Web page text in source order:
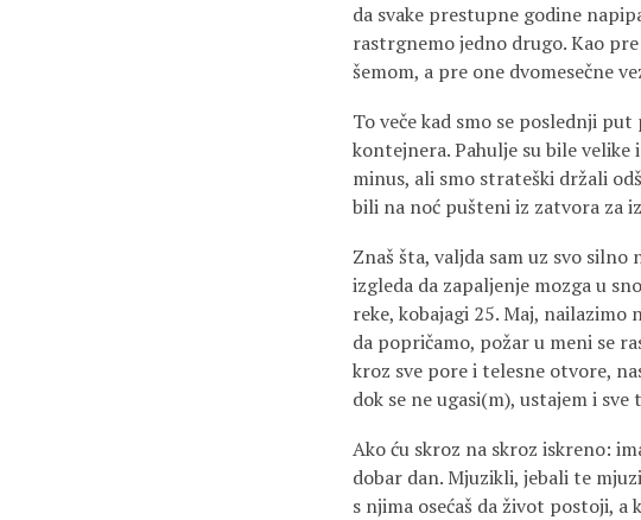
da svake prestupne godine
rastrgnemo jedno drugo. Kao
šemom, a pre one dvomesečne
To veče kad smo se poslednji
kontejnera. Pahulje su bile
minus, ali smo strateški držali
bili na noć pušteni iz zatvora za
Znaš šta, valjda sam uz svo
izgleda da zapaljenje mozga u
reke, kobajagi 25. Maj, nailazimo
da popričamo, požar u meni se
kroz sve pore i telesne otvore,
dok se ne ugasi(m), ustajem i sve
Ako ću skroz na skroz iskreno:
dobar dan. Mjuzikli, jebali te
s njima osećaš da život postoji,